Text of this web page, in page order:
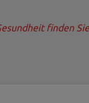
finden